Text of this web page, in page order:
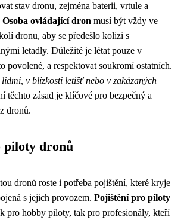
stav dronu, zejména baterii, vrtule a
Osoba ovládající dron musí být vždy ve
dronu, aby se předešlo kolizi s
letadly. Důležité je létat pouze v
povolené, a respektovat soukromí ostatních.
v blízkosti letišť nebo v zakázaných
těchto zásad je klíčové pro bezpečný a
dronů.
piloty dronů
dronů roste i potřeba pojištění, které kryje
s jejich provozem. Pojištění pro piloty
pro hobby piloty, tak pro profesionály, kteří